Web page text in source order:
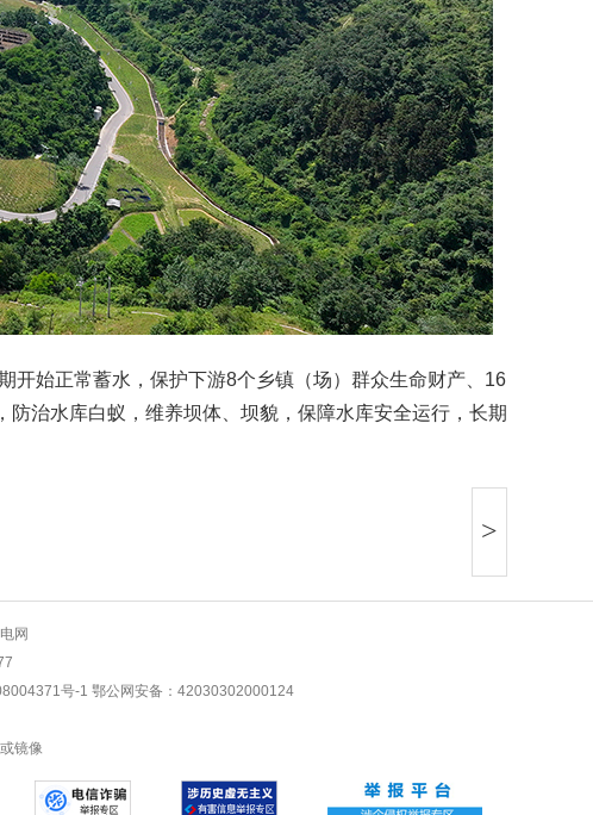
开始正常蓄水，保护下游8个乡镇（场）群众生命财产、16
治水库白蚁，维养坝体、坝貌，保障水库安全运行，长期
>
网
号-1 鄂公网安备：42030302000124
镜像